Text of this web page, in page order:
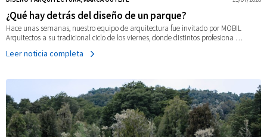
¿Qué hay detrás del diseño de un parque?
Hace unas semanas, nuestro equipo de arquitectura fue invitado por MOBIL
Arquitectos a su tradicional ciclo de los viernes, donde distintos profesiona …
Leer noticia completa